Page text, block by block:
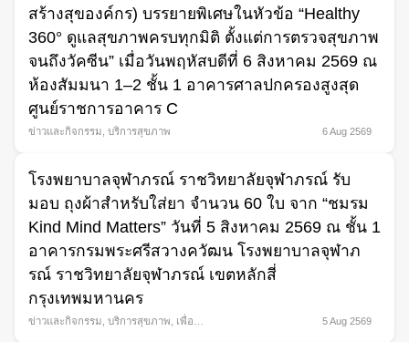
Search
สร้างสุของค์กร) บรรยายพิเศษในหัวข้อ “Healthy
360° ดูแลสุขภาพครบทุกมิติ ตั้งแต่การตรวจสุขภาพ
จนถึงวัคซีน” เมื่อวันพฤหัสบดีที่ 6 สิงหาคม 2569 ณ
ห้องสัมมนา 1–2 ชั้น 1 อาคารศาลปกครองสูงสุด
ศูนย์ราชการอาคาร C
ข่าวและกิจกรรม บริการสุขภาพ 6 Aug 2569
โรงพยาบาลจุฬาภรณ์ ราชวิทยาลัยจุฬาภรณ์ รับ
มอบ ถุงผ้าสำหรับใส่ยา จำนวน 60 ใบ จาก “ชมรม
Kind Mind Matters” วันที่ 5 สิงหาคม 2569 ณ ชั้น 1
อาคารกรมพระศรีสวางควัฒน โรงพยาบาลจุฬาภ
รณ์ ราชวิทยาลัยจุฬาภรณ์ เขตหลักสี่
กรุงเทพมหานคร
ข่าวและกิจกรรม บริการสุขภาพ
เพื่อ
5 Aug 2569